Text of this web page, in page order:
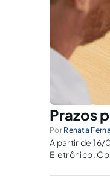
Prazos
Por Renata
A partir de 16/
Eletrônico.